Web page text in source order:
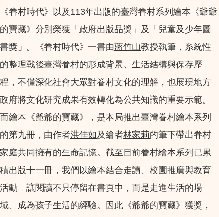
《眷村時代》以及113年出版的臺灣眷村系列繪本《爺爺
的寶藏》分別榮獲「政府出版品獎」及「兒童及少年圖
書獎」。《眷村時代》一書由蔣竹山教授執筆，系統性
的整理戰後臺灣眷村的形成背景、生活結構與保存歷
程，不僅深化社會大眾對眷村文化的理解，也展現地方
政府將文化研究成果有效轉化為公共知識的重要示範。
而繪本《爺爺的寶藏》，是本局推出臺灣眷村繪本系列
的第九冊，由作者洪佳如及繪者林家莉的筆下帶出眷村
家庭共同擁有的生命記憶。截至目前眷村繪本系列已累
積出版十一冊，我們以繪本結合走讀、校園推廣與教育
活動，讓閱讀不只停留在書頁中，而是走進生活的場
域、成為孩子生活的經驗。因此《爺爺的寶藏》獲獎，